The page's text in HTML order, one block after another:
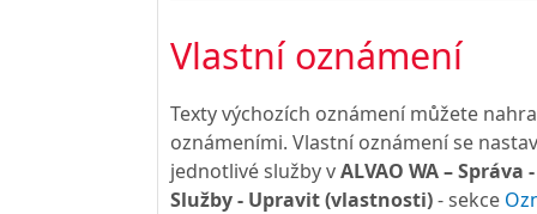
Vlastní oznámení
Texty výchozích oznámení můžete
oznámeními. Vlastní oznámení se
jednotlivé služby vALVAO WA – Správa
Služby - Upravit (vlastnosti)- sekce